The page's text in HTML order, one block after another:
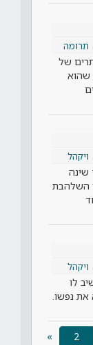
תרומה
של
שהוא
ויקהל
השלהבת
ויקהל
לו
נפשו.
2
»